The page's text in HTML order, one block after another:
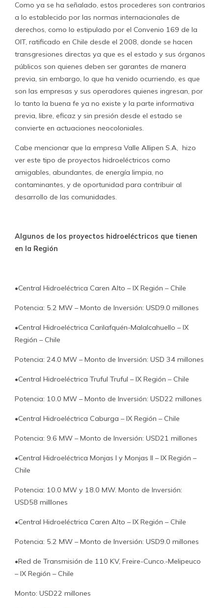
Como ya se ha señalado, estos procederes son contrarios
a lo establecido por las normas internacionales de
derechos, como lo estipulado por el Convenio 169 de la
OIT, ratificado en Chile desde el 2008, donde se hacen
transgresiones directas ya que es el estado y sus órganos
públicos son quienes deben ser garantes de manera
previa, sin embargo, lo que ha venido ocurriendo, es que
son las empresas y sus operadores quienes ingresan, por
lo tanto la buena fe ya no existe y la parte informativa
previa, libre, eficaz y sin presión desde el estado se
convierte en actuaciones neocoloniales.
Cabe mencionar que la empresa Valle Allipen S.A, hizo
ver este tipo de proyectos hidroeléctricos como
amigables, abundantes, de energía limpia, no
contaminantes, y de oportunidad para contribuir al
desarrollo de las comunidades.
Algunos de los proyectos hidroeléctricos que tienen
en la Región
•Central Hidroeléctrica Caren Alto – IX Región – Chile
Potencia: 5.2 MW – Monto de Inversión: USD9.0 millones
•Central Hidroeléctrica Carilafquén-Malalcahuello – IX
Región – Chile
Potencia: 24.0 MW – Monto de Inversión: USD 34 millones
•Central Hidroeléctrica Truful Truful – IX Región – Chile
Potencia: 10.0 MW – Monto de Inversión: USD22 millones
•Central Hidroeléctrica Caburga – IX Región – Chile
Potencia: 9.6 MW – Monto de Inversión: USD21 millones
•Central Hidroeléctrica Monjas I y Monjas II – IX Región –
Chile
Potencia: 10.0 MW y 18.0 MW. Monto de Inversión:
USD58 milllones
•Central Hidroeléctrica Caren Alto – IX Región – Chile
Potencia: 5.2 MW – Monto de Inversión: USD9.0 millones
•Red de Transmisión de 110 KV, Freire-Cunco.-Melipeuco
– IX Región – Chile
Monto: USD22 millones